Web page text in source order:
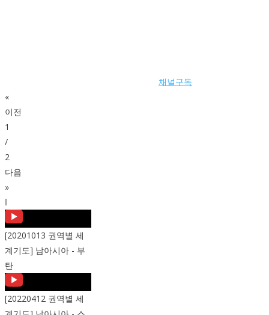
채널구독
«
이전
1
/
2
다음
»
[20201013 권역별 세
계기도] 남아시아 - 부
탄
[20220412 권역별 세